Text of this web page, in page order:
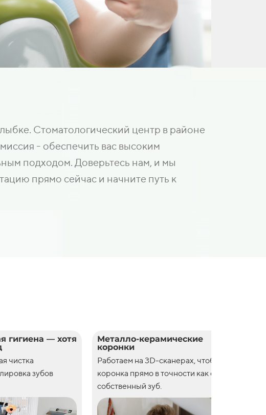
Стоматологический центр в районе
- обеспечить вас высоким
подходом. Доверьтесь нам, и мы
прямо сейчас и начните путь к
гигиена — хотя
чистка
зубов
Металло-керамические
коронки
Работаем на 3D-сканерах, чтобы
коронка прямо в точности как свой
собственный зуб.